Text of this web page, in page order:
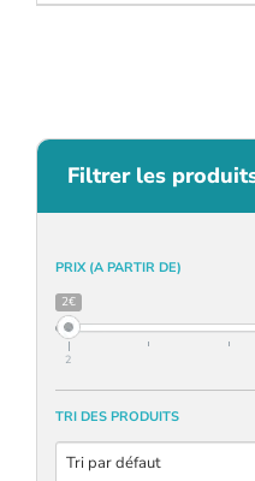
Filtrer les
PRIX (A PARTIR DE)
2€
2
TRI DES PRODUITS
Tri par défaut